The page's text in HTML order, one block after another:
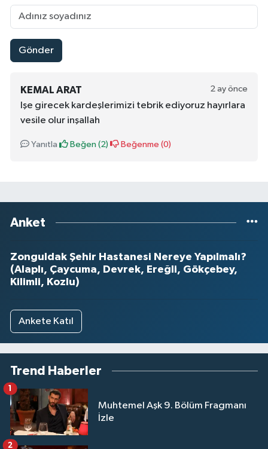
Gönder
KEMAL ARAT 2 ay önce
Işe girecek kardeşlerimizi tebrik ediyoruz hayırlara
vesile olur inşallah
Yanıtla Beğen (2) Beğenme (0)
Anket
Zonguldak Şehir Hastanesi Nereye Yapılmalı?
(Alaplı, Çaycuma, Devrek, Ereğli, Gökçebey,
Kilimli, Kozlu)
Ankete Katıl
Trend Haberler
Muhtemel Aşk 9. Bölüm Fragmanı
İzle
1
2